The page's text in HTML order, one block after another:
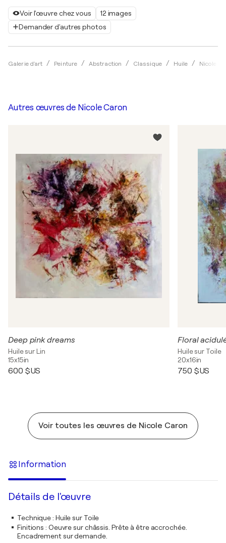
Voir l'œuvre chez vous
12 images
Demander d'autres photos
Galerie d'art Peinture Abstraction Classique Huile Nicole
Autres œuvres de Nicole Caron
Deep pink dreams
Huile sur Lin
15x15in
600 $US
Floral
Huile sur Toile
20x16in
750 $US
Voir toutes les œuvres de Nicole Caron
Information
Détails de l'œuvre
Technique: Huile sur Toile
Finitions : Oeuvre sur châssis. Prête à être accrochée.
Encadrement sur demande.